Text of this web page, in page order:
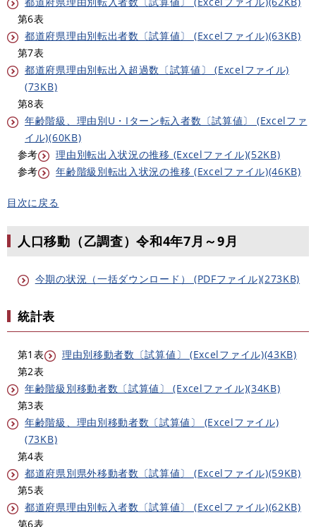
第6表
都道府県理由別転出者数〔試算値〕 (Excelファイル)(63KB)
第7表
都道府県理由別転出入超過数〔試算値〕 (Excelファイル)
(73KB)
第8表
年齢階級、理由別U・Iターン転入者数〔試算値〕 (Excelファ
イル)(60KB)
参考
理由別転出入状況の推移 (Excelファイル)(52KB)
参考
年齢階級別転出入状況の推移 (Excelファイル)(46KB)
目次に戻る
人口移動（乙調査）令和4年7月～9月
今期の状況（一括ダウンロード） (PDFファイル)(273KB)
統計表
第1表
理由別移動者数〔試算値〕 (Excelファイル)(43KB)
第2表
年齢階級別移動者数〔試算値〕 (Excelファイル)(34KB)
第3表
年齢階級、理由別移動者数〔試算値〕 (Excelファイル)
(73KB)
第4表
都道府県別県外移動者数〔試算値〕 (Excelファイル)(59KB)
第5表
都道府県理由別転入者数〔試算値〕 (Excelファイル)(62KB)
第6表